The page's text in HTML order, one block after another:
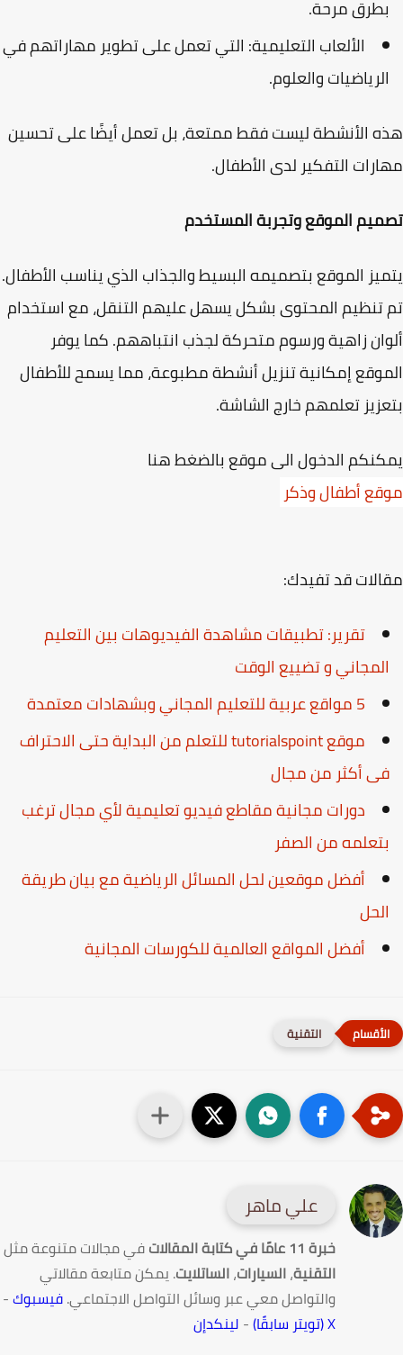
مرحة.
الألعاب التعليمية: التي تعمل على تطوير مهاراتهم في
والعلوم.
الأنشطة ليست فقط ممتعة، بل تعمل أيضًا على تحسين
التفكير لدى الأطفال.
الموقع وتجربة المستخدم
الموقع بتصميمه البسيط والجذاب الذي يناسب الأطفال.
المحتوى بشكل يسهل عليهم التنقل، مع استخدام
زاهية ورسوم متحركة لجذب انتباههم. كما يوفر
إمكانية تنزيل أنشطة مطبوعة، مما يسمح للأطفال
تعلمهم خارج الشاشة.
الدخول الى موقع بالضغط هنا
أطفال وذكر
قد تفيدك:
تقرير: تطبيقات مشاهدة الفيديوهات بين التعليم
و تضييع الوقت
موقع tutorialspoint للتعلم من البداية حتى الاحتراف
أكثر من مجال
دورات مجانية مقاطع فيديو تعليمية لأي مجال ترغب
من الصفر
أفضل موقعين لحل المسائل الرياضية مع بيان طريقة
أفضل المواقع العالمية للكورسات المجانية
التقنية
علي ماهر
خبرة 11 عامًا في كتابة المقالات
في مجالات متنوعة مثل
التقنية،السيارات،الساتلايت. يمكن متابعة مقالاتي
والتواصل معي عبر وسائل التواصل الاجتماعي.فيسبوك-
-لينكدإن